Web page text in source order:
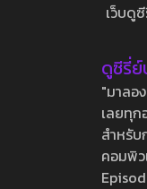
เว็บดู
ดูซีรี่
"มาลอ
เลยทุก
สำหรั
คอมพิว